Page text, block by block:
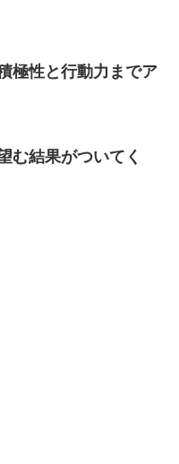
極性と行動力までア
む結果がついてく